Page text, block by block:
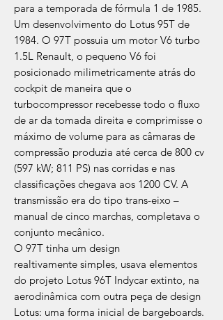
para a temporada de fórmula 1 de 1985.
Um desenvolvimento do Lotus 95T de
1984. O 97T possuia um motor V6 turbo
1.5L Renault, o pequeno V6 foi
posicionado milimetricamente atrás do
cockpit de maneira que o
turbocompressor recebesse todo o fluxo
de ar da tomada direita e comprimisse o
máximo de volume para as câmaras de
compressão produzia até cerca de 800 cv
(597 kW; 811 PS) nas corridas e nas
classificações chegava aos 1200 CV. A
transmissão era do tipo trans-eixo –
manual de cinco marchas, completava o
conjunto mecânico.
O 97T tinha um design
realtivamente simples, usava elementos
do projeto Lotus 96T Indycar extinto, na
aerodinâmica com outra peça de design
Lotus: uma forma inicial de bargeboards.